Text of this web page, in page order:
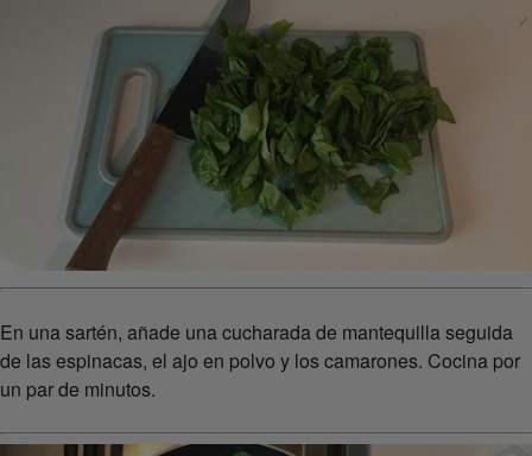
En una sartén, añade una cucharada de mantequilla seguida
de las espinacas, el ajo en polvo y los camarones. Cocina por
un par de minutos.